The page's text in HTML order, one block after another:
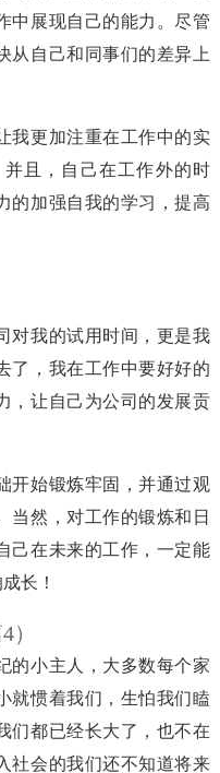
中展现自己的能力。尽管
从自己和同事们的差异上
我更加注重在工作中的实
且，自己在工作外的时
的加强自我的学习，提高
对我的试用时间，更是我
了，我在工作中要好好的
，让自己为公司的发展贡
开始锻炼牢固，并通过观
当然，对工作的锻炼和日
己在未来的工作，一定能
长！
的小主人，大多数每个家
就惯着我们，生怕我们瞌
们都已经长大了，也不在
社会的我们还不知道将来